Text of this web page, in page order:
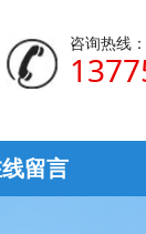
咨询热线：
留言